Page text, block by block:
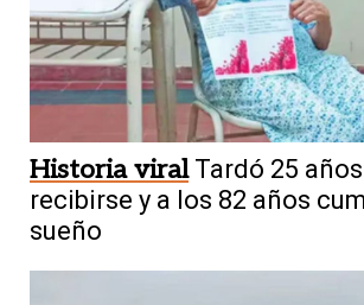
Historia viral Tardó 25
recibirse y a los 82 años
sueño